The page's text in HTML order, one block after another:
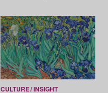
新イベントが続々開幕
CULTURE INSIGHT